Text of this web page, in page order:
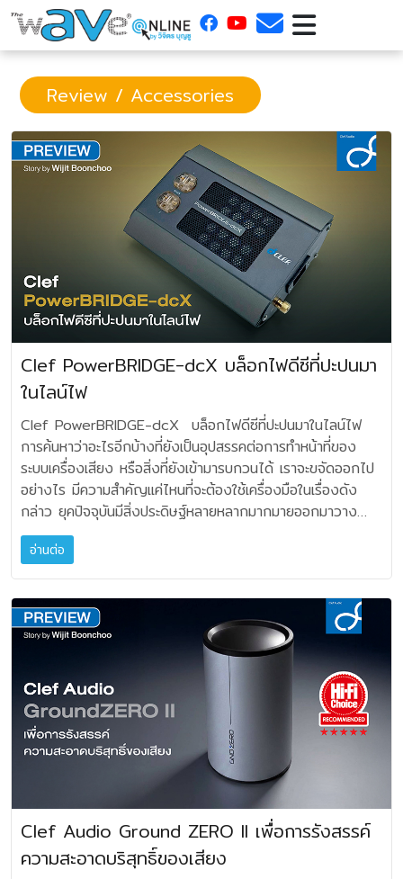
Review / Accessories
Clef PowerBRIDGE-dcX บล็อกไฟดีซีที่ปะปนมา
ในไลน์ไฟ
Clef PowerBRIDGE-dcX บล็อกไฟดีซีที่ปะปนมาในไลน์ไฟ
การค้นหาว่าอะไรอีกบ้างที่ยังเป็นอุปสรรคต่อการทำหน้าที่ของ
ระบบเครื่องเสียง หรือสิ่งที่ยังเข้ามารบกวนได้ เราจะขจัดออกไป
อย่างไร มีความสำคัญแค่ไหนที่จะต้องใช้เครื่องมือในเรื่องดัง
กล่าว ยุคปัจจุบันมีสิ่งประดิษฐ์หลายหลากมากมายออกมาวาง
ตลาด ซึ่งถือว่าตลาดนี้เติบโตขึ้นไม่น้อยเลยทีเดียว และทาง Clef
Audio เป็นผู้ผลิตที่พยายามนำเหตุผลทางวิทยาศาสตร์มาคิดค้น
สินค้าที่จัดได้ว่าจำเป็นและให้ผลดีต่อระบบเครื่องเสียง หลาย
ผลิตภัณฑ์ด้วยกัน หนึ่งในนั้นคืออุปกรณ์กรองไฟประเภท DC
Block ที่จะเป็นตัวบล็อกกระแสไฟตรงสำหรับชุดเครื่องเสียงและ
ระบบโฮมเธียเตอร์ โดยอุปกรณ์จะทำหน้าที่สกัดกั้นกระแสไฟ DC
ที่อาจรั่วไหลปะปนมากับสายส่งไฟฟ้ากระแสสลับ AC Line ได้
เราคงไม่ได้คิดเรื่องนี้นักเท่าไรนะครับ ว่าไฟ DC มันจะมีโอกาสรั่ว
ไหลเข้ามาปะปนกับไฟบ้าน AC ได้อย่างไร? เพราะที่จริงแล้วไฟ
บ้าน AC ไม่ควรมี DC อยู่เลย แต่ในโลกแห่งความเป็นจริง DC
Offset สามารถเกิดขึ้นได้จากการที่โหลดในระบบไฟฟ้าดึงกระแส
ไม่สมมาตรระหว่างครึ่งคลื่นบวกและครึ่งคลื่นลบ เช่นการใช้งาน
อุปกรณ์เครื่องเป่าผม ฮีตเตอร์บางรุ่น เตาไฟฟ้าบางชนิด รวมถึง
คอมพิวเตอร์ ทีวี และบ้านที่มีตัวดิมเมอร์หลอดไฟ อันนี้ก็จะทำให้
DC หลุดรั่วเข้าไปในระบบไฟได้แน่นอน ตามปกติแล้วไฟดีซีจะผสม
ปนเปกับไฟเอซีได้โดยอาจจะมาจากอุปกรณ์ไฟฟ้าทุกประเภทรวม
อ่านต่อ
Clef Audio Ground ZERO II เพื่อการรังสรรค์
ความสะอาดบริสุทธิ์ของเสียง